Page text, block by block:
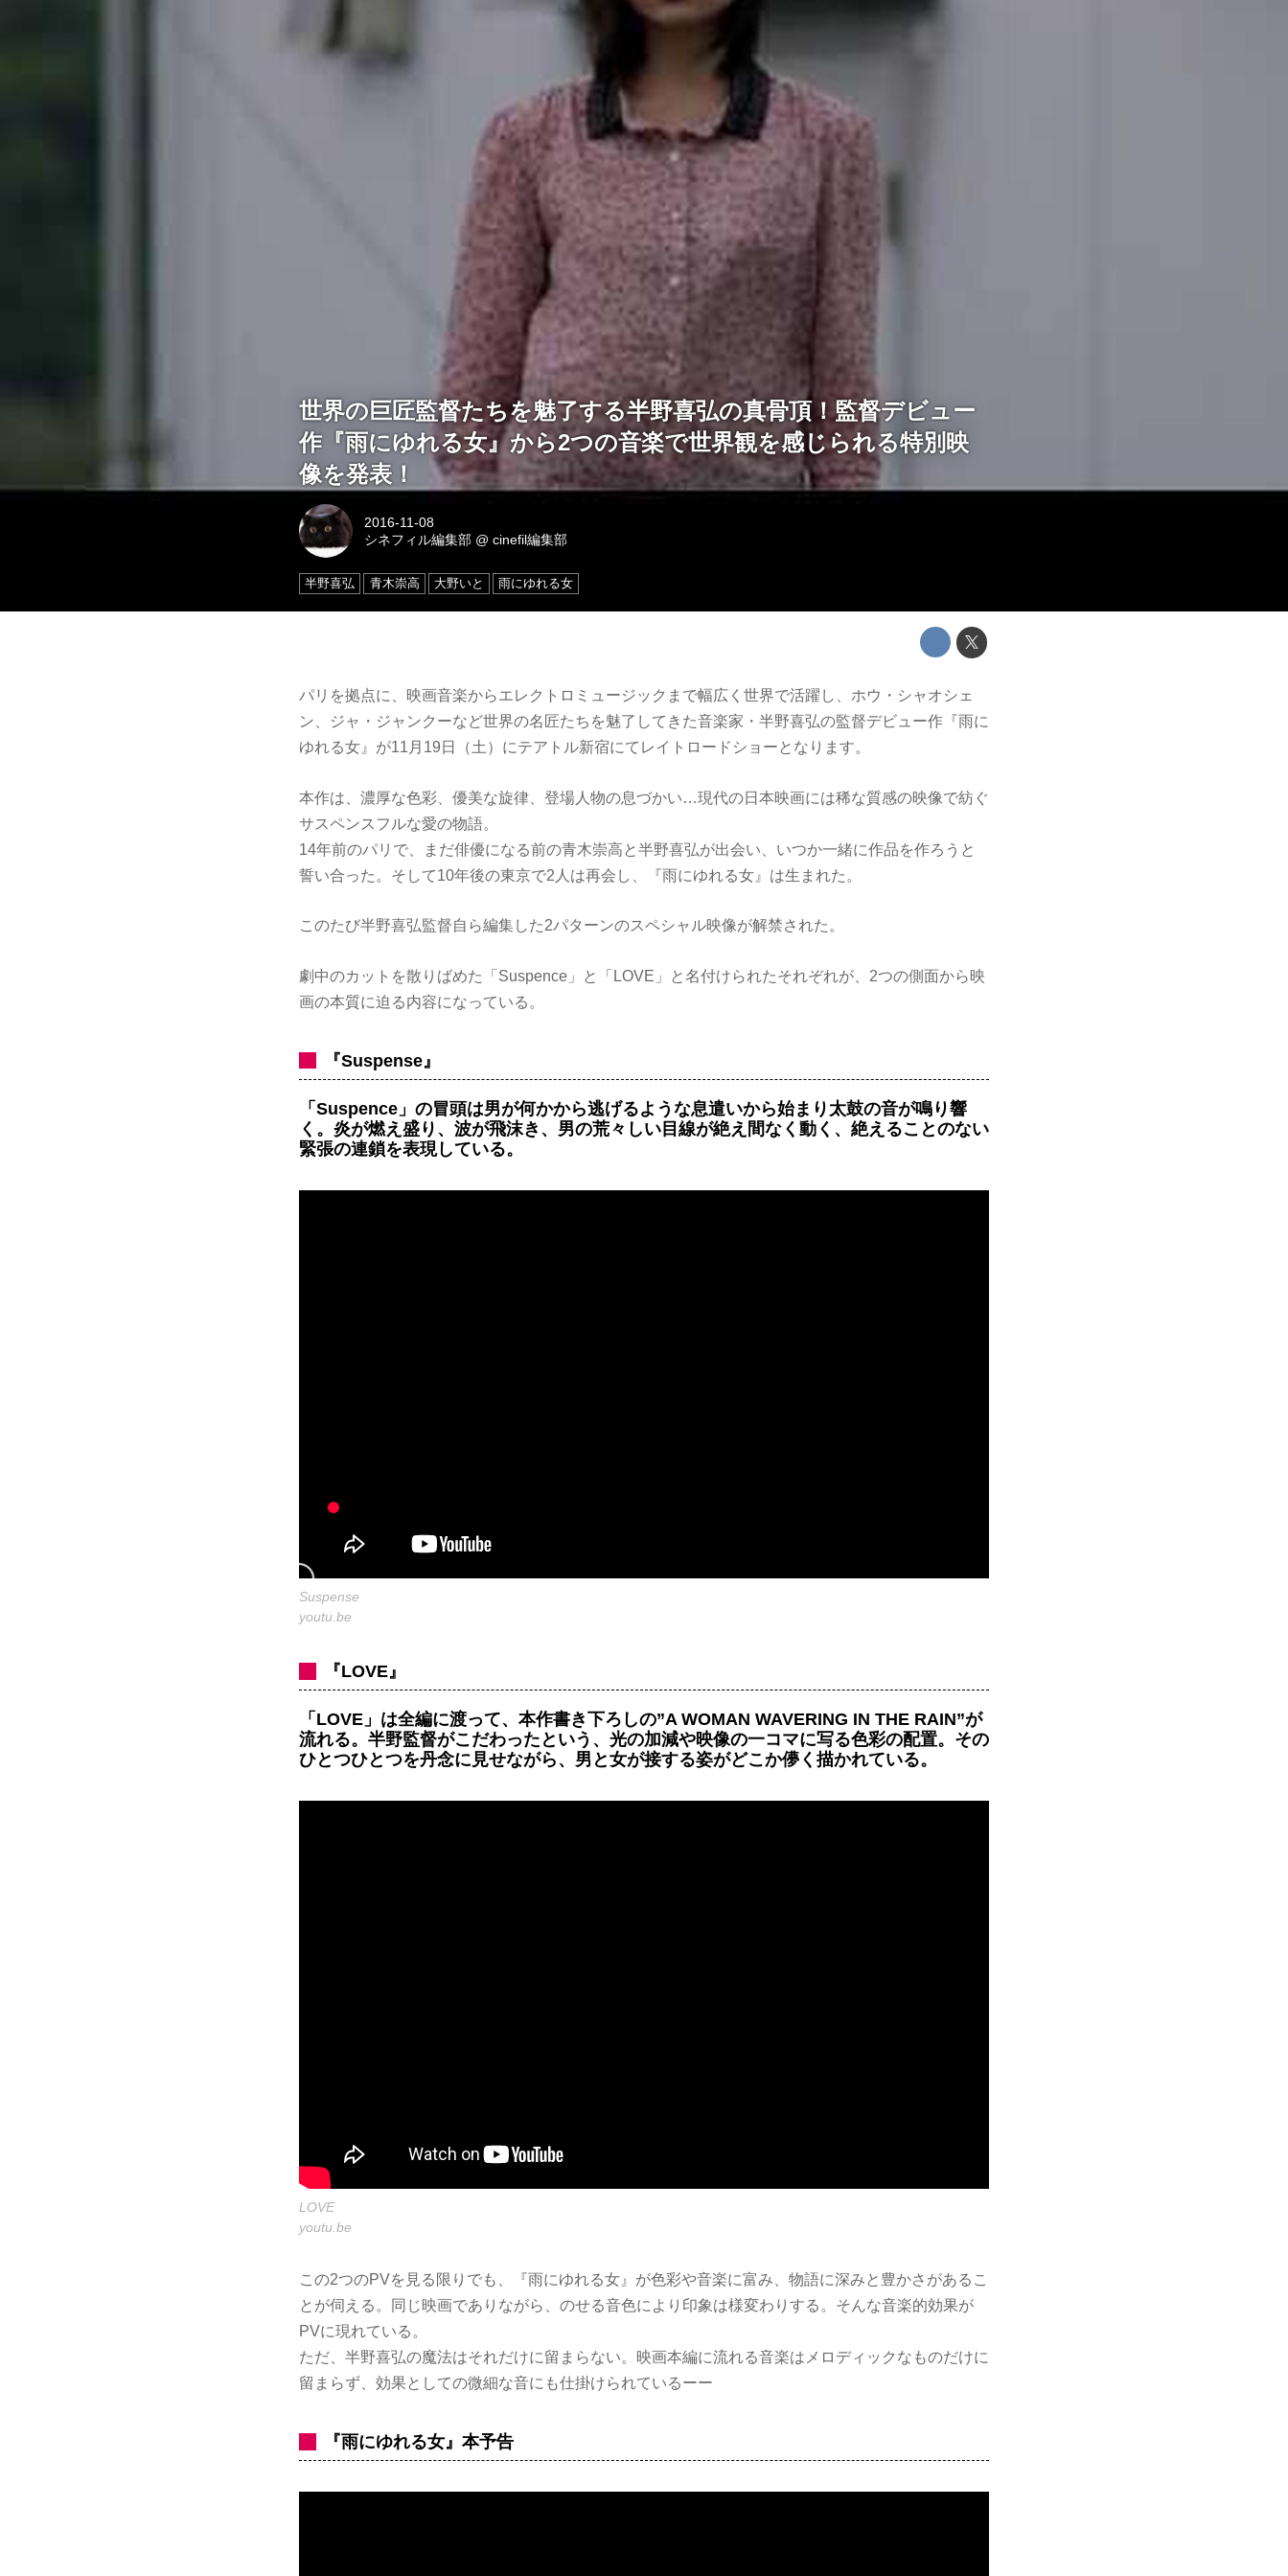
世界の巨匠監督たちを魅了する半野喜弘の真骨頂！監督デビュー
作『雨にゆれる女』から2つの音楽で世界観を感じられる特別映
像を発表！
2016-11-08
シネフィル編集部 @cinefil編集部
半野喜弘 青木崇高 大野いと 雨にゆれる女
パリを拠点に、映画音楽からエレクトロミュージックまで幅広く世界で活躍し、ホウ・シャオシェ
ン、ジャ・ジャンクーなど世界の名匠たちを魅了してきた音楽家・半野喜弘の監督デビュー作『雨に
ゆれる女』が11月19日（土）にテアトル新宿にてレイトロードショーとなります。
本作は、濃厚な色彩、優美な旋律、登場人物の息づかい…現代の日本映画には稀な質感の映像で紡ぐ
サスペンスフルな愛の物語。
14年前のパリで、まだ俳優になる前の青木崇高と半野喜弘が出会い、いつか一緒に作品を作ろうと
誓い合った。そして10年後の東京で2人は再会し、『雨にゆれる女』は生まれた。
このたび半野喜弘監督自ら編集した2パターンのスペシャル映像が解禁された。
劇中のカットを散りばめた「Suspence」と「LOVE」と名付けられたそれぞれが、2つの側面から映
画の本質に迫る内容になっている。
『Suspense』
「Suspence」の冒頭は男が何かから逃げるような息遣いから始まり太鼓の音が鳴り響
く。炎が燃え盛り、波が飛沫き、男の荒々しい目線が絶え間なく動く、絶えることのない
緊張の連鎖を表現している。
Suspense
youtu.be
『LOVE』
「LOVE」は全編に渡って、本作書き下ろしの”A WOMAN WAVERING IN THE RAIN”が
流れる。半野監督がこだわったという、光の加減や映像の一コマに写る色彩の配置。その
ひとつひとつを丹念に見せながら、男と女が接する姿がどこか儚く描かれている。
LOVE
youtu.be
この2つのPVを見る限りでも、『雨にゆれる女』が色彩や音楽に富み、物語に深みと豊かさがあるこ
とが伺える。同じ映画でありながら、のせる音色により印象は様変わりする。そんな音楽的効果が
PVに現れている。
ただ、半野喜弘の魔法はそれだけに留まらない。映画本編に流れる音楽はメロディックなものだけに
留まらず、効果としての微細な音にも仕掛けられているーー
『雨にゆれる女』本予告